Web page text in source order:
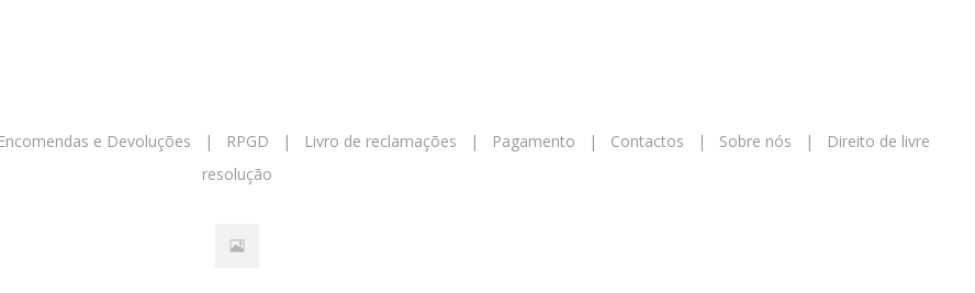
Encomendas e Devoluções | RPGD | Livro de reclamações | Pagamento | Contactos | Sobre nós |
Direito de livre
resolução